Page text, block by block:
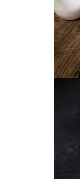
酸菜鱼